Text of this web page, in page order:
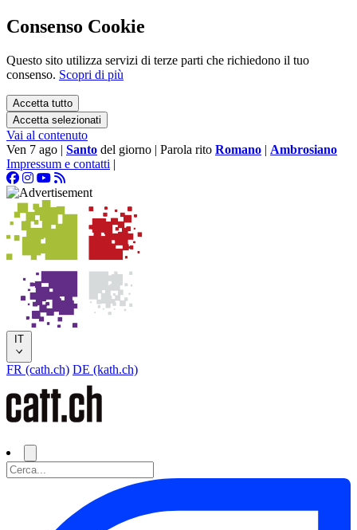
Consenso Cookie
Questo sito utilizza servizi di terze parti che richiedono il tuo
consenso. Scopri di più
Accetta tutto
Accetta selezionati
Vai al contenuto
Ven 7 ago | Santo del giorno | Parola rito Romano | Ambrosiano
Impressum e contatti |
IT
FR (cath.ch) DE (kath.ch)